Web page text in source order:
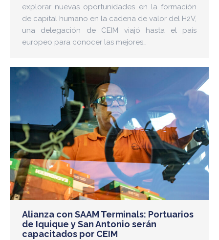
explorar nuevas oportunidades en la formación
de capital humano en la cadena de valor del H2V,
una delegación de CEIM viajó hasta el país
europeo para conocer las mejores…
Alianza con SAAM Terminals: Portuarios
de Iquique y San Antonio serán
capacitados por CEIM